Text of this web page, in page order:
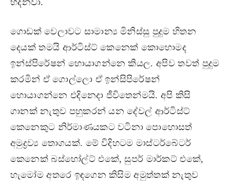
හදනවා.
ගොඩක් වෙලාවට සාමාන්‍ය මිනිස්සු පුදුම හිතන
දෙයක් තමයි ආර්ටිස්ට් කෙනෙක් කොහොමද
ඉන්ස්පිරේෂන් හොයාගන්නෙ කියල. අපිව තවත් පුදුම
කරමින් ඒ ගොල්ලො ඒ ඉන්සිපිරේෂන්
හොයාගන්නෙ එදිනෙදා ජීවිතෙන්මයි. අපි කිසි
ගානක් නැතුව පහුකරන් යන දේවල් ආර්ටිස්ට්
කෙනෙකුට නිර්මාණයකට වටිනා පොහොසත්
අමුද්‍රව්‍ය තොගයක්. මේ විදිහටම මාස්ටර්බේටර්
කෙනෙක් බස්හෝල්ට් එකේ, සුපර් මාර්කට් එකේ,
හැමෝම අතරෙ ඉඳගෙන කිසිම අමුත්තක් නැතුව